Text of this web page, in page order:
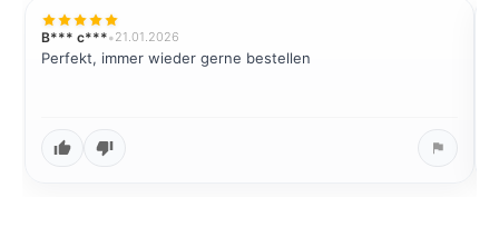
B*** c***•21.01.2026
Perfekt, immer wieder gerne bestellen